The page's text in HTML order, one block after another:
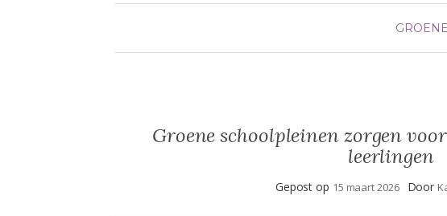
Groene schoolpleinen zorgen
leerlingen
Gepost op 15 maart 2026 Door